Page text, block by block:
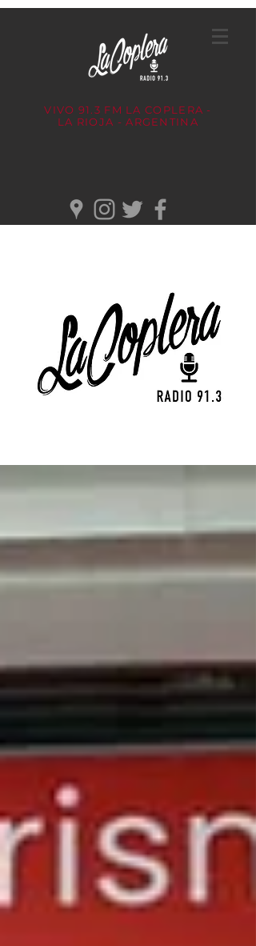
VIVO 91.3 FM LA COPLERA -
LA RIOJA - ARGENTINA